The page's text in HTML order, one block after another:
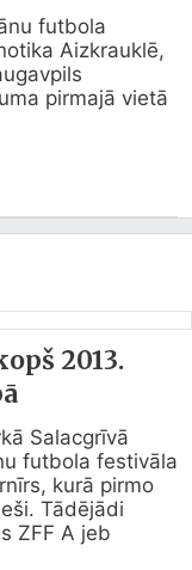
futbola
Aizkrauklē,
2013.
Salacgrīvā
futbola festivāla
kurā pirmo
Tādējādi
ZFF A jeb